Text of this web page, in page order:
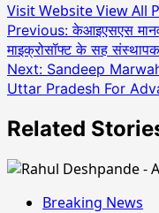
Visit WebsiteView All
Post
navigation
Previous:केआइएसएस
माइक्रोसॉफ्ट के सह
Next: Sandeep
Uttar Pradesh For
Related
Breaking News